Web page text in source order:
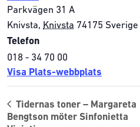
Parkvägen 31 A
Knivsta, Knivsta 74175 Sverige
Telefon
018 - 34 70 00
Visa Plats-webbplats
Tidernas toner – Margareta
Bengtson möter Sinfonietta